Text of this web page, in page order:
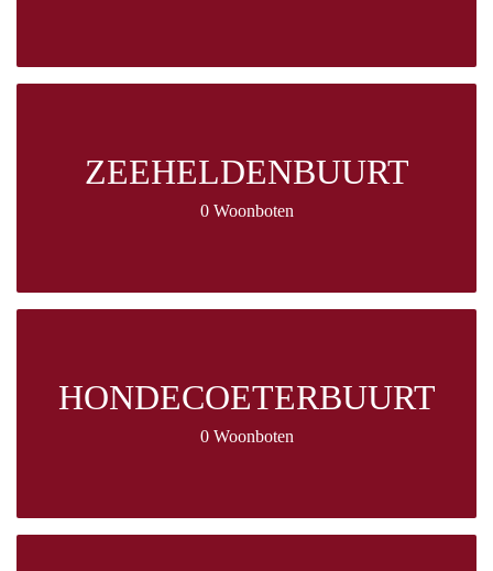
ZEEHELDENBUURT
0 Woonboten
HONDECOETERBUURT
0 Woonboten